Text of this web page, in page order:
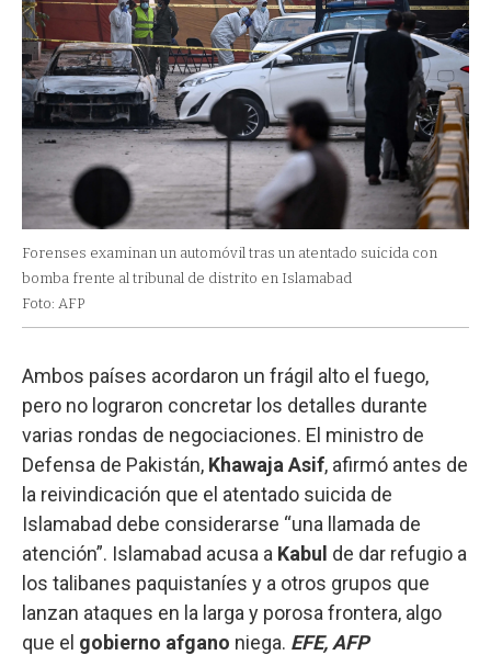
Forenses examinan un automóvil tras un atentado suicida con
bomba frente al tribunal de distrito en Islamabad
Foto: AFP
Ambos países acordaron un frágil alto el fuego,
pero no lograron concretar los detalles durante
varias rondas de negociaciones. El ministro de
Defensa de Pakistán, Khawaja Asif, afirmó antes de
la reivindicación que el atentado suicida de
Islamabad debe considerarse “una llamada de
atención”. Islamabad acusa a Kabul de dar refugio a
los talibanes paquistaníes y a otros grupos que
lanzan ataques en la larga y porosa frontera, algo
que el gobierno afgano niega. EFE, AFP